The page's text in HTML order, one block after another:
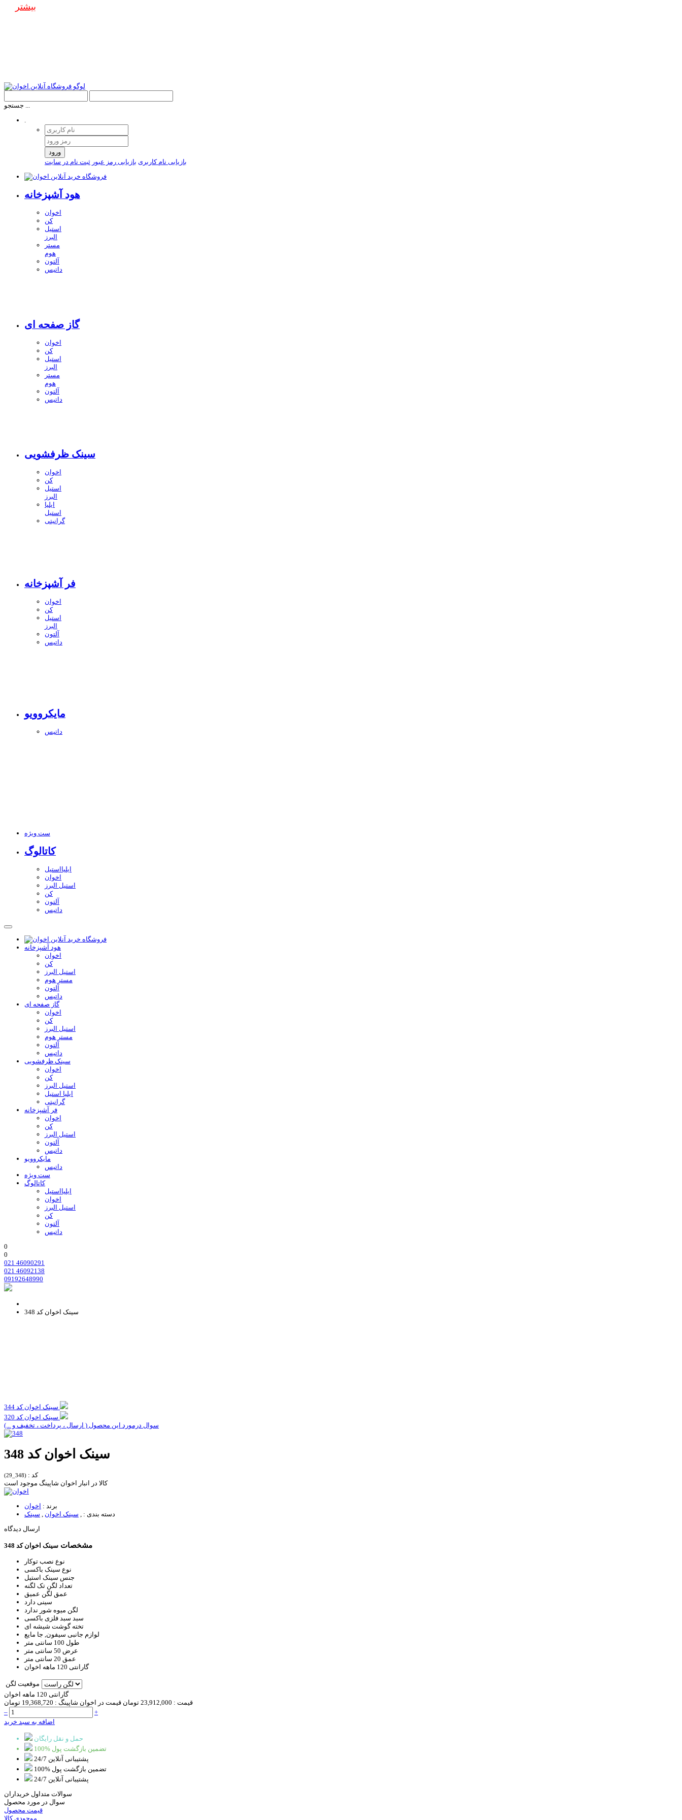
جستجو ...
.
ورود
بازیابی نام کاربری بازیابی رمز عبور ثبت نام در سایت
هود آشپزخانه
اخوان
کن
استیل
البرز
مستر
هوم
آلتون
داتیس
گاز صفحه ای
اخوان
کن
استیل
البرز
مستر
هوم
آلتون
داتیس
سینک ظرفشویی
اخوان
کن
استیل
البرز
ایلیا
استیل
گرانیتی
فر آشپزخانه
اخوان
کن
استیل
البرز
آلتون
داتیس
مایکروویو
داتیس
ست ویژه
کاتالوگ
ایلیااستیل
اخوان
استیل البرز
کن
آلتون
داتیس
هود آشپزخانه
اخوان
کن
استیل البرز
مستر هوم
آلتون
داتیس
گاز صفحه ای
اخوان
کن
استیل البرز
مستر هوم
آلتون
داتیس
سینک ظرفشویی
اخوان
کن
استیل البرز
ایلیا استیل
گرانیتی
فر آشپزخانه
اخوان
کن
استیل البرز
آلتون
داتیس
مایکروویو
داتیس
ست ویژه
کاتالوگ
ایلیااستیل
اخوان
استیل البرز
کن
آلتون
داتیس
0
0
021 46090291
021 46092138
09192648990
سینک اخوان کد 348
سینک اخوان کد 344
سینک اخوان کد 320
سوال درمورد این محصول ( ارسال ، پرداخت ، تخفیف و ...)
سینک اخوان کد 348
کد : (348_29)
کالا در انبار اخوان شاپینگ موجود است
برند : اخوان
دسته بندی :
سینک اخوان
سینک
ارسال دیدگاه
مشخصات سینک اخوان کد 348
نوع نصب توکار
نوع سینک باکسی
جنس سینک استیل
تعداد لگن تک لگنه
عمق لگن عمیق
سینی دارد
لگن میوه شور ندارد
سبد سبد فلزی باکسی
تخته گوشت شیشه ای
لوازم جانبی سیفون, جا مایع
طول 100 سانتی متر
عرض 50 سانتی متر
عمق 20 سانتی متر
گارانتی 120 ماهه اخوان
موقعیت لگن
گارانتی 120 ماهه اخوان
قیمت : 23,912,000 تومان قیمت در اخوان شاپینگ : 19,368,720 تومان
–
+
اضافه به سبد خرید
حمل و نقل رایگان
100% تضمین بازگشت پول
پشتیبانی آنلاین 24/7
100% تضمین بازگشت پول
پشتیبانی آنلاین 24/7
سوالات متداول خریداران
سوال در مورد محصول
قیمت محصول
موجودی کالا
بیشتر